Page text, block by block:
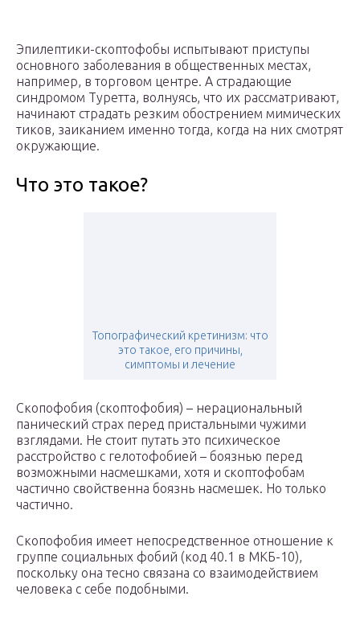
Эпилептики-скоптофобы испытывают приступы
основного заболевания в общественных местах,
например, в торговом центре. А страдающие
синдромом Туретта, волнуясь, что их рассматривают,
начинают страдать резким обострением мимических
тиков, заиканием именно тогда, когда на них смотрят
окружающие.
Что это такое?
Топографический кретинизм: что
это такое, его причины,
симптомы и лечение
Скопофобия (скоптофобия) – нерациональный
панический страх перед пристальными чужими
взглядами. Не стоит путать это психическое
расстройство с гелотофобией – боязнью перед
возможными насмешками, хотя и скоптофобам
частично свойственна боязнь насмешек. Но только
частично.
Скопофобия имеет непосредственное отношение к
группе социальных фобий (код 40.1 в МКБ-10),
поскольку она тесно связана со взаимодействием
человека с себе подобными.